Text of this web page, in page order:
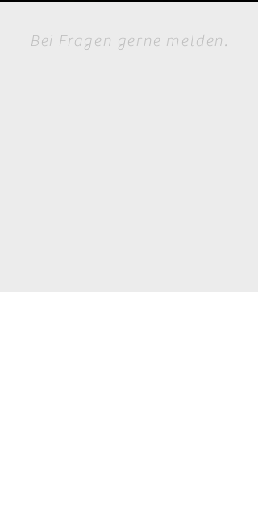
Bei Fragen gerne melden.